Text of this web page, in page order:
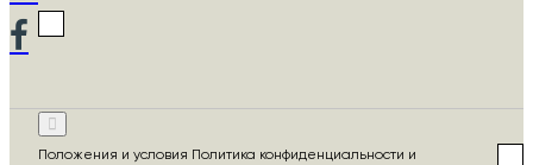
Положения и условия Политика конфиденциальности и